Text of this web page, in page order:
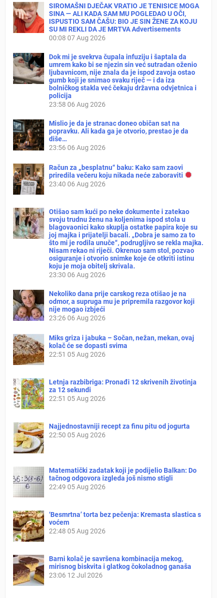
SIROMAŠNI DJEČAK VRATIO JE TENISICE MOGA
SINA — ALI KADA SAM MU POGLEDAO U OČI,
ISPUSTIO SAM ČAŠU: BIO JE SIN ŽENE ZA KOJU
SU MI REKLI DA JE MRTVA Advertisements
00:08 07 Aug 2026
Dok mi je svekrva čupala infuziju i šaptala da
umrem kako bi se njezin sin već sutradan oženio
ljubavnicom, nije znala da je ispod zavoja ostao
gumb koji je snimao svaku riječ — i da iza
bolničkog stakla već čekaju državna odvjetnica i
policija
23:58 06 Aug 2026
Mislio je da je stranac doneo običan sat na
popravku. Ali kada ga je otvorio, prestao je da
diše…
23:56 06 Aug 2026
Račun za „besplatnu“ baku: Kako sam zaovi
priredila večeru koju nikada neće zaboraviti
23:40 06 Aug 2026
Otišao sam kući po neke dokumente i zatekao
svoju trudnu ženu na koljenima ispod stola u
blagovaonici kako skuplja ostatke papira koje su
joj majka i prijatelji bacali. „Dobra je samo za to
što mi je rodila unuče“, podrugljivo se rekla majka.
Nisam rekao ni riječi. Okrenuo sam stol, pozvao
osiguranje i otvorio snimke koje će otkriti istinu
koju je moja obitelj skrivala.
23:30 06 Aug 2026
Nekoliko dana prije carskog reza otišao je na
odmor, a supruga mu je pripremila razgovor koji
nije mogao izbjeći
23:26 06 Aug 2026
Miks griza i jabuka – Sočan, nežan, mekan, ovaj
kolač će se dopasti svima
22:51 05 Aug 2026
Letnja razbibriga: Pronađi 12 skrivenih životinja
za 12 sekundi
22:51 05 Aug 2026
Najjednostavniji recept za finu pitu od jogurta
22:50 05 Aug 2026
Matematički zadatak koji je podijelio Balkan: Do
tačnog odgovora izgleda još nismo stigli
22:49 05 Aug 2026
‘Besmrtna’ torta bez pečenja: Kremasta slastica s
voćem
22:48 05 Aug 2026
Barni kolač je savršena kombinacija mekog,
mirisnog biskvita i glatkog čokoladnog ganaša
23:06 12 Jul 2026